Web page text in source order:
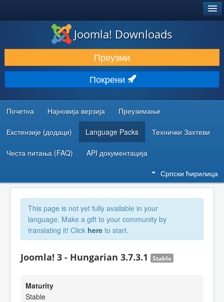
ПРЕУЗИМАЊЕ И ПРОШИРЕЊА (ЕКСТЕНЗИЈЕ)
ОТКРИЈТЕ И НАУЧИТЕ
ЗАЈЕДНИЦА И ПОДРШКА
РЕСУРСИ ЗА РАЗВОЈ
Joomla! Downloads
Преузми
Покрени
Почетна Најновија верзија Преузимање
Екстензије (додаци) Language Packs Технички Захтеви
Честа питања (FAQ) API документација
Српски ћирилица
This page is not yet fully available in your
language. Make a gift to your community by
translating it! Click here to start.
Joomla! 3 - Hungarian 3.7.3.1 Stable
Maturity
Stable